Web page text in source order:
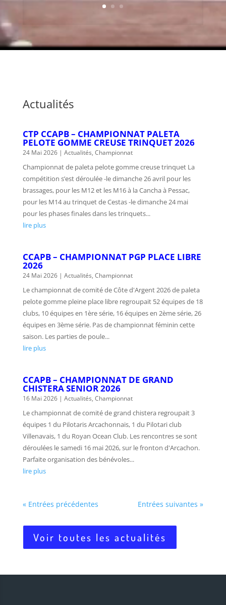
Actualités
CTP CCAPB – CHAMPIONNAT PALETA
PELOTE GOMME CREUSE TRINQUET 2026
24 Mai 2026| Actualités, Championnat
Championnat de paleta pelote gomme creuse trinquet La
compétition s’est déroulée -le dimanche 26 avril pour les
brassages, pour les M12 et les M16 à la Cancha à Pessac,
pour les M14 au trinquet de Cestas -le dimanche 24 mai
pour les phases finales dans les trinquets...
lire plus
CCAPB – CHAMPIONNAT PGP PLACE LIBRE
2026
24 Mai 2026| Actualités, Championnat
Le championnat de comité de Côte d'Argent 2026 de paleta
pelote gomme pleine place libre regroupait 52 équipes de 18
clubs, 10 équipes en 1ère série, 16 équipes en 2ème série, 26
équipes en 3ème série. Pas de championnat féminin cette
saison. Les parties de poule...
lire plus
CCAPB – CHAMPIONNAT DE GRAND
CHISTERA SENIOR 2026
16 Mai 2026| Actualités, Championnat
Le championnat de comité de grand chistera regroupait 3
équipes 1 du Pilotaris Arcachonnais, 1 du Pilotari club
Villenavais, 1 du Royan Ocean Club. Les rencontres se sont
déroulées le samedi 16 mai 2026, sur le fronton d'Arcachon.
Parfaite organisation des bénévoles...
lire plus
« Entrées précédentes Entrées suivantes »
Voir toutes les actualités